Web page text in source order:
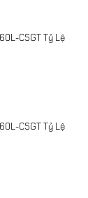
CSGT Tỷ Lệ
CSGT Tỷ Lệ